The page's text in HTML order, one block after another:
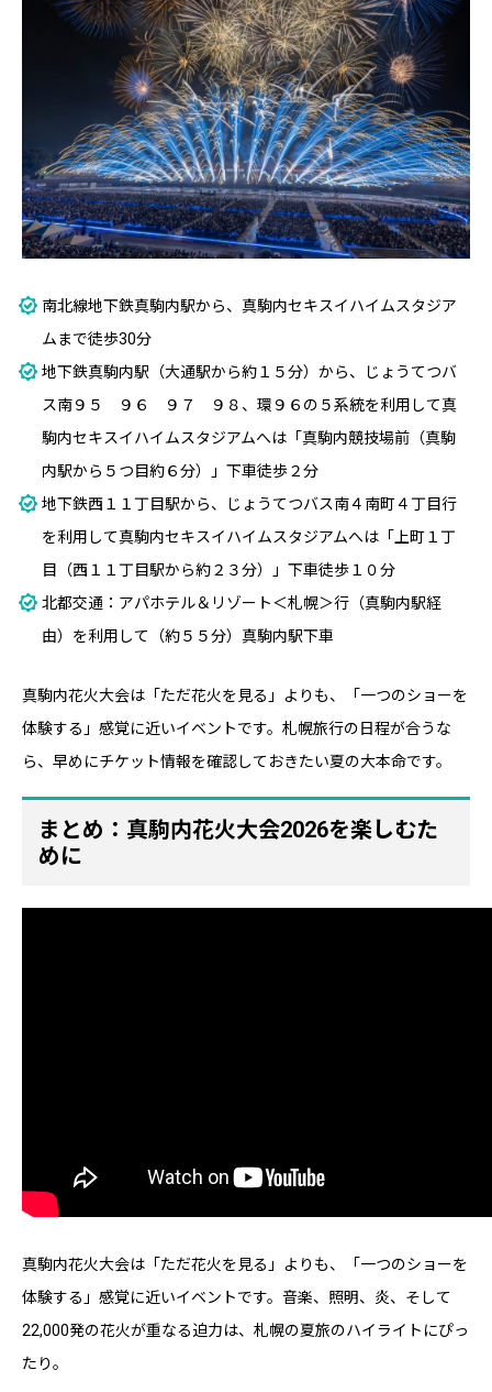
南北線地下鉄真駒内駅から、真駒内セキスイハイムスタジア
ムまで徒歩30分
地下鉄真駒内駅（大通駅から約１５分）から、じょうてつバ
ス南９５ ９６ ９７ ９８、環９６の５系統を利用して真
駒内セキスイハイムスタジアムへは「真駒内競技場前（真駒
内駅から５つ目約６分）」下車徒歩２分
地下鉄西１１丁目駅から、じょうてつバス南４南町４丁目行
を利用して真駒内セキスイハイムスタジアムへは「上町１丁
目（西１１丁目駅から約２３分）」下車徒歩１０分
北都交通：アパホテル＆リゾート＜札幌＞行（真駒内駅経
由）を利用して（約５５分）真駒内駅下車
真駒内花火大会は「ただ花火を見る」よりも、「一つのショーを
体験する」感覚に近いイベントです。札幌旅行の日程が合うな
ら、早めにチケット情報を確認しておきたい夏の大本命です。
まとめ：真駒内花火大会2026を楽しむた
めに
真駒内花火大会は「ただ花火を見る」よりも、「一つのショーを
体験する」感覚に近いイベントです。音楽、照明、炎、そして
22,000発の花火が重なる迫力は、札幌の夏旅のハイライトにぴっ
たり。